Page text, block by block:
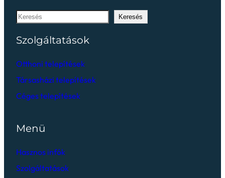
Keresés
Szolgáltatások
Otthoni telepítések
Társasházi telepítések
Céges telepítések
Menü
Hasznos infók
Szolgáltatások